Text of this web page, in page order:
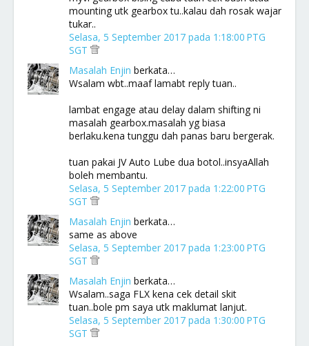
mounting utk gearbox tu..kalau dah rosak wajar
tukar..
Selasa, 5 September 2017 pada 1:18:00 PTG
SGT
Masalah Enjin berkata…
Wsalam wbt..maaf lamabt reply tuan..
lambat engage atau delay dalam shifting ni
masalah gearbox.masalah yg biasa
berlaku.kena tunggu dah panas baru bergerak.
tuan pakai JV Auto Lube dua botol..insyaAllah
boleh membantu.
Selasa, 5 September 2017 pada 1:22:00 PTG
SGT
Masalah Enjin berkata…
same as above
Selasa, 5 September 2017 pada 1:23:00 PTG
SGT
Masalah Enjin berkata…
Wsalam..saga FLX kena cek detail skit
tuan..bole pm saya utk maklumat lanjut.
Selasa, 5 September 2017 pada 1:30:00 PTG
SGT